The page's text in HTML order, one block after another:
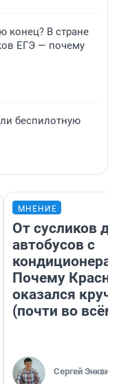
конец? В стране
ЕГЭ — почему
беспилотную
МНЕНИЕ
От сусликов до
автобусов с
Почему
оказался
(почти во
Сергей Энквист